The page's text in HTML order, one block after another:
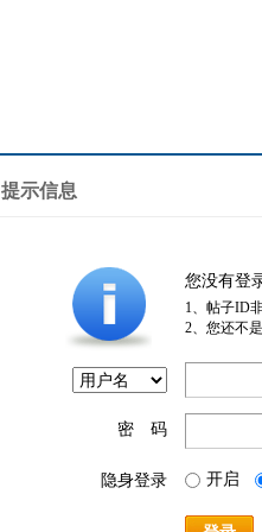
提示信息
您没有登
1、帖子ID
2、您还不
密 码
隐身登录 开启